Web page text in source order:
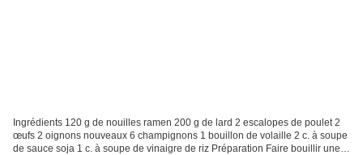
Ingrédients 120 g de nouilles ramen 200 g de lard 2 escalopes de poulet 2
œufs 2 oignons nouveaux 6 champignons 1 bouillon de volaille 2 c. à soupe
de sauce soja 1 c. à soupe de vinaigre de riz Préparation Faire bouillir une